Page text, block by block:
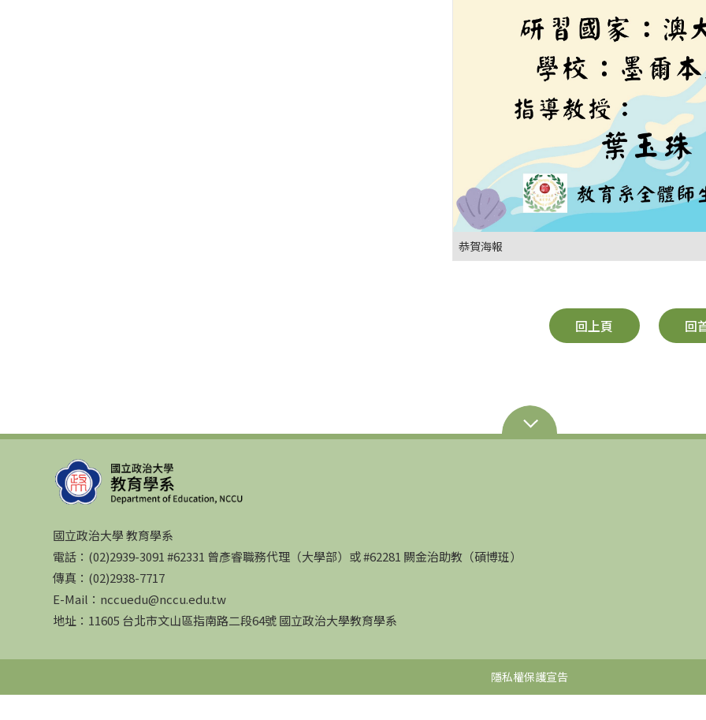
恭賀海報
回上頁 回
國立政治大學 教育學系
電話：(02)2939-3091 #62331 曾彥睿職務代理（大學部）或 #62281 闕金治助教（碩博班）
傳真：(02)2938-7717
E-Mail：nccuedu@nccu.edu.tw
地址：11605 台北市文山區指南路二段64號 國立政治大學教育學系
隱私權保護宣告